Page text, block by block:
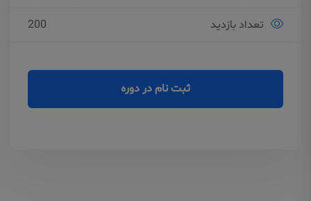
تعداد بازدید 200
ثبت نام در دوره